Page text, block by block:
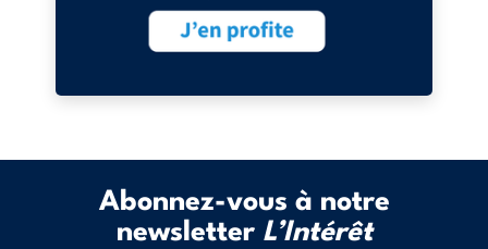
Abonnez-vous à notre
newsletter L’Intérêt